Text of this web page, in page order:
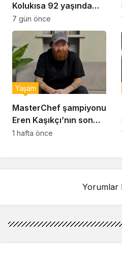
Kolukısa 92 yaşında
hayatını kaybetti
7 gün önce
MasterChef şampiyonu
Eren Kaşıkçı’nın son
anlarındaki kahreden
Yaşam
1 hafta önce
Yorumlar